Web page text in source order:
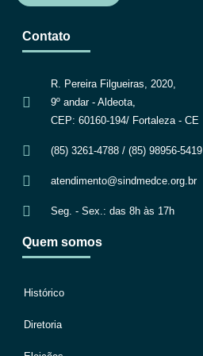
Contato
R. Pereira Filgueiras, 2020,
9º andar - Aldeota,
CEP: 60160-194/ Fortaleza - CE
(85) 3261-4788 / (85) 98956-5419
atendimento@sindmedce.org.br
Seg. - Sex.: das 8h às 17h
Quem somos
Histórico
Diretoria